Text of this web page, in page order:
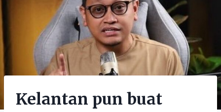
Kelantan pun buat